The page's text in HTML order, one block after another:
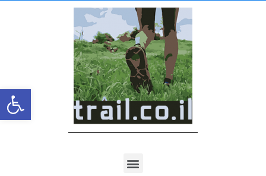
פתח